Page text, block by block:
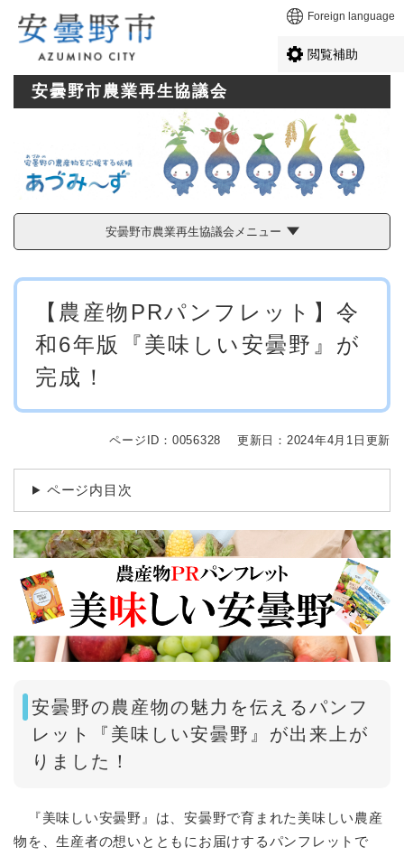
メニューを飛ばして本文へ Foreign language
閲覧補助
安曇野市農業再生協議会
安曇野市農業再生協議会メニュー
本
【農産物PRパンフレット】令
和6年版『美味しい安曇野』が
完成！
ページID：0056328 更新日：2024年4月1日更新
ページ内目次
安曇野の農産物の魅力を伝えるパンフ
レット『美味しい安曇野』が出来上が
りました！
『美味しい安曇野』は、安曇野で育まれた美味しい農産
物を、生産者の想いとともにお届けするパンフレットで